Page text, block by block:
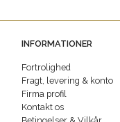
INFORMATIONER
Fortrolighed
Fragt, levering & konto
Firma profil
Kontakt os